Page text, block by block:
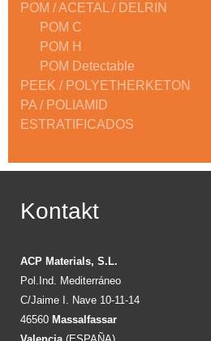
POM / ACETAL / DELRIN
POM C
POM H
POM Detectable
PEEK / POLYETHERKETON
PA / POLIAMID
ESTRATIFICADOS
Kontakt
ACP Materials, S.L.
Pol.Ind. Mediterráneo
C/Jaime I. Nave 10-11-14
46560 Massalfassar